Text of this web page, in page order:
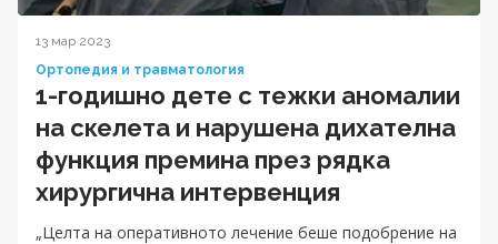
13 мар 2023
Ортопедия и травматология
1-годишно дете с тежки аномалии
на скелета и нарушена дихателна
функция премина през рядка
хирургична интервенция
„Целта на оперативното лечение беше подобрение на